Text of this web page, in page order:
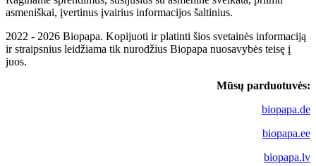
asmeniškai, įvertinus įvairius informacijos šaltinius.
2022 - 2026 Biopapa. Kopijuoti ir platinti šios svetainės informaciją
ir straipsnius leidžiama tik nurodžius Biopapa nuosavybės teisę į
juos.
Mūsų parduotuvės:
biopapa.de
biopapa.ee
biopapa.lv